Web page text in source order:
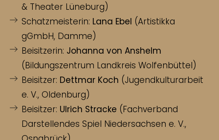
& Theater Lüneburg)
Schatzmeisterin: Lana Ebel (Artistikka
gGmbH, Damme)
Beisitzerin: Johanna von Anshelm
(Bildungszentrum Landkreis Wolfenbüttel)
Beisitzer: Dettmar Koch (Jugendkulturarbeit
e. V., Oldenburg)
Beisitzer: Ulrich Stracke (Fachverband
Darstellendes Spiel Niedersachsen e. V.,